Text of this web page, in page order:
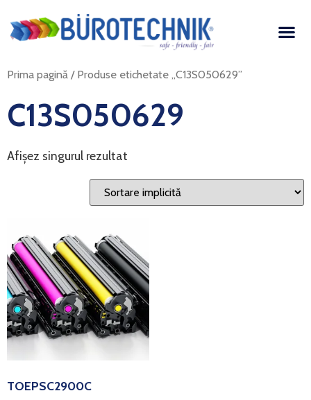
Prima pagină / Produse etichetate „C13S050629”
C13S050629
Afișez singurul rezultat
TOEPSC2900C